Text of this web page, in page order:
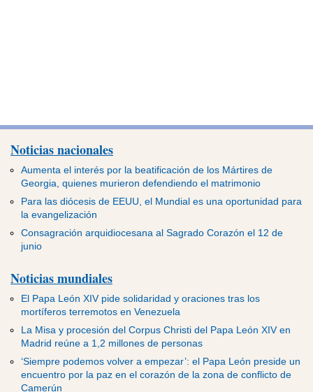
Noticias nacionales
Aumenta el interés por la beatificación de los Mártires de
Georgia, quienes murieron defendiendo el matrimonio
Para las diócesis de EEUU, el Mundial es una oportunidad para
la evangelización
Consagración arquidiocesana al Sagrado Corazón el 12 de
junio
Noticias mundiales
El Papa León XIV pide solidaridad y oraciones tras los
mortíferos terremotos en Venezuela
La Misa y procesión del Corpus Christi del Papa León XIV en
Madrid reúne a 1,2 millones de personas
‘Siempre podemos volver a empezar’: el Papa León preside un
encuentro por la paz en el corazón de la zona de conflicto de
Camerún